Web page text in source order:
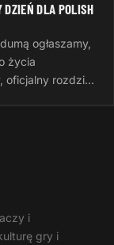
DLA POLISH
ogłaszamy,
życia
oficjalny rozdział
i
gry i